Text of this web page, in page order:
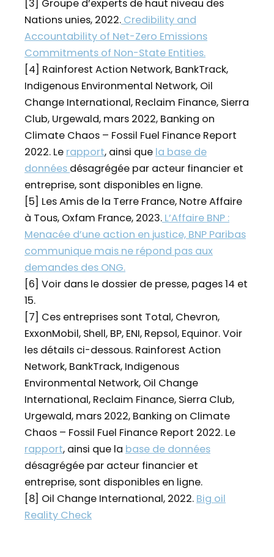
[3] Groupe d’experts de haut niveau des
Nations unies, 2022. Credibility and
Accountability of Net-Zero Emissions
Commitments of Non-State Entities.
[4] Rainforest Action Network, BankTrack,
Indigenous Environmental Network, Oil
Change International, Reclaim Finance, Sierra
Club, Urgewald, mars 2022, Banking on
Climate Chaos – Fossil Fuel Finance Report
2022. Le rapport, ainsi que la base de
données désagrégée par acteur financier et
entreprise, sont disponibles en ligne.
[5] Les Amis de la Terre France, Notre Affaire
à Tous, Oxfam France, 2023. L’Affaire BNP :
Menacée d’une action en justice, BNP Paribas
communique mais ne répond pas aux
demandes des ONG.
[6] Voir dans le dossier de presse, pages 14 et
15.
[7] Ces entreprises sont Total, Chevron,
ExxonMobil, Shell, BP, ENI, Repsol, Equinor. Voir
les détails ci-dessous. Rainforest Action
Network, BankTrack, Indigenous
Environmental Network, Oil Change
International, Reclaim Finance, Sierra Club,
Urgewald, mars 2022, Banking on Climate
Chaos – Fossil Fuel Finance Report 2022. Le
rapport, ainsi que la base de données
désagrégée par acteur financier et
entreprise, sont disponibles en ligne.
[8] Oil Change International, 2022. Big oil
Reality Check